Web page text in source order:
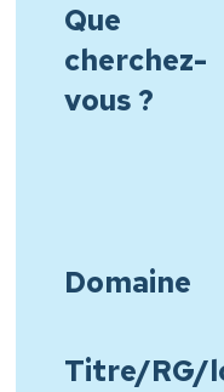
Que
cherchez-
vous ?
Domaine
Titre/RG/